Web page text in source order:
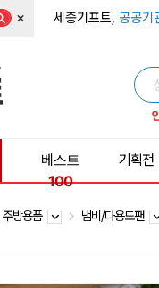
× 세종기프트, 공공기
베스트
100
기획전
주방용품 냄비/다용도팬